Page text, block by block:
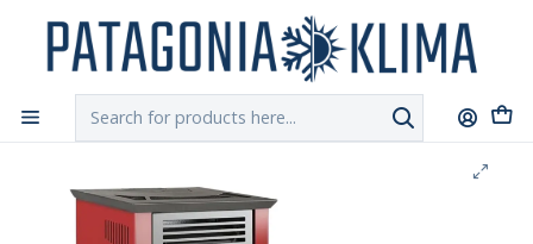
Chilexpress
Home Repuestos Estufa Pellet
Resistencia Encendido Estufa Pellet Amesti Italy 8100 Plus